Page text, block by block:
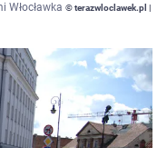
Włocławka © terazwloclawek.pl |